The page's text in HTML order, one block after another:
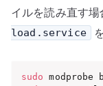
イルを読み直す場
load.service
sudo